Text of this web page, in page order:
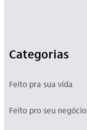
Categorias
Feito pra sua vida
Feito pro seu negócio